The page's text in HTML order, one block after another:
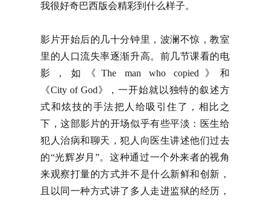
我很好奇巴西版会精彩到什么样子。
影片开始后的几十分钟里，波澜不惊，教室
里的人口流失率逐渐升高。前几节课看的电
影，如《The man who copied》和
《City of God》，一开始就以独特的叙述方
式和炫技的手法把人给吸引住了，相比之
下，这部影片的开场似乎有些平淡：医生给
犯人治病和聊天，犯人向医生讲述他们过去
的“光辉岁月”。这种通过一个外来者的视角
来观察打量的方式并不是什么新鲜和创新，
且以同一种方式讲了多人走进监狱的经历，